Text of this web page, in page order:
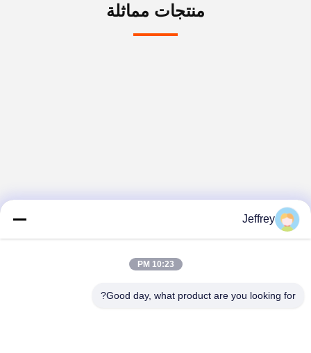
منتجات مماثلة
Jeffrey
10:23 PM
Good day, what product are you looking for?